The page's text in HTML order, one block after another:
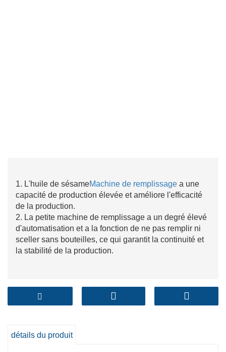
1. L'huile de sésameMachine de remplissage a une
capacité de production élevée et améliore l'efficacité
de la production.
2. La petite machine de remplissage a un degré élevé
d'automatisation et a la fonction de ne pas remplir ni
sceller sans bouteilles, ce qui garantit la continuité et
la stabilité de la production.
détails du produit